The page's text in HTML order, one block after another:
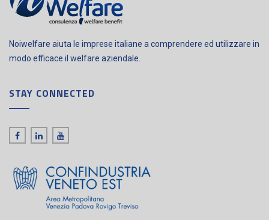
Noiwelfare aiuta le imprese italiane a comprendere ed utilizzare in
modo efficace il welfare aziendale.
STAY CONNECTED